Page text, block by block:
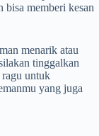
bisa memberi kesan
menarik atau
tinggalkan
untuk
yang juga